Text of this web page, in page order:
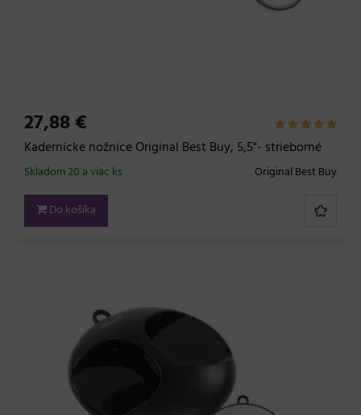
27,88 €
Kadernícke nožnice Original Best Buy, 5,5"- strieborné
Original Best Buy
Skladom 20 a viac ks
Do košíka